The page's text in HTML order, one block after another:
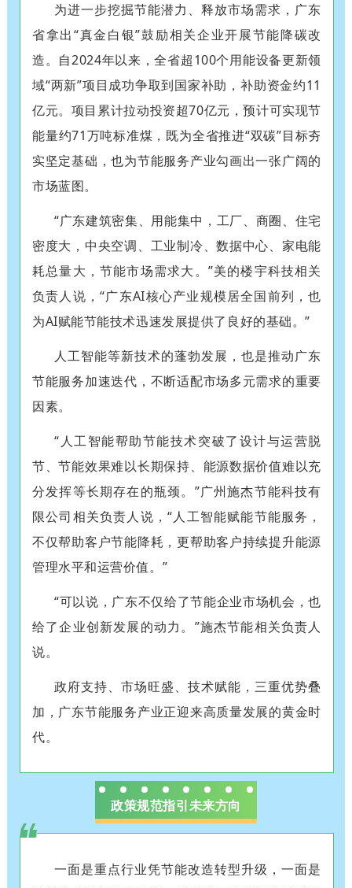
为进一步挖掘节能潜力、释放市场需求，广东
省拿出“真金白银”鼓励相关企业开展节能降碳改
造。自2024年以来，全省超100个用能设备更新领
域“两新”项目成功争取到国家补助，补助资金约11
亿元。项目累计拉动投资超70亿元，预计可实现节
能量约71万吨标准煤，既为全省推进“双碳”目标夯
实坚定基础，也为节能服务产业勾画出一张广阔的
市场蓝图。
“广东建筑密集、用能集中，工厂、商圈、住宅
密度大，中央空调、工业制冷、数据中心、家电能
耗总量大，节能市场需求大。”美的楼宇科技相关
负责人说，“广东AI核心产业规模居全国前列，也
为AI赋能节能技术迅速发展提供了良好的基础。”
人工智能等新技术的蓬勃发展，也是推动广东
节能服务加速迭代，不断适配市场多元需求的重要
因素。
“人工智能帮助节能技术突破了设计与运营脱
节、节能效果难以长期保持、能源数据价值难以充
分发挥等长期存在的瓶颈。”广州施杰节能科技有
限公司相关负责人说，“人工智能赋能节能服务，
不仅帮助客户节能降耗，更帮助客户持续提升能源
管理水平和运营价值。”
“可以说，广东不仅给了节能企业市场机会，也
给了企业创新发展的动力。”施杰节能相关负责人
说。
政府支持、市场旺盛、技术赋能，三重优势叠
加，广东节能服务产业正迎来高质量发展的黄金时
代。
政策规范指引未来方向
一面是重点行业凭节能改造转型升级，一面是